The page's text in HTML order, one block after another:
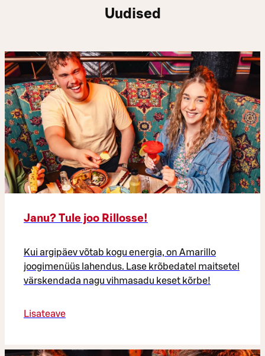
Uudised
Janu? Tule joo Rillosse!
Kui argipäev võtab kogu energia, on Amarillo
joogimenüüs lahendus. Lase krõbedatel maitsetel
värskendada nagu vihmasadu keset kõrbe!
Lisateave